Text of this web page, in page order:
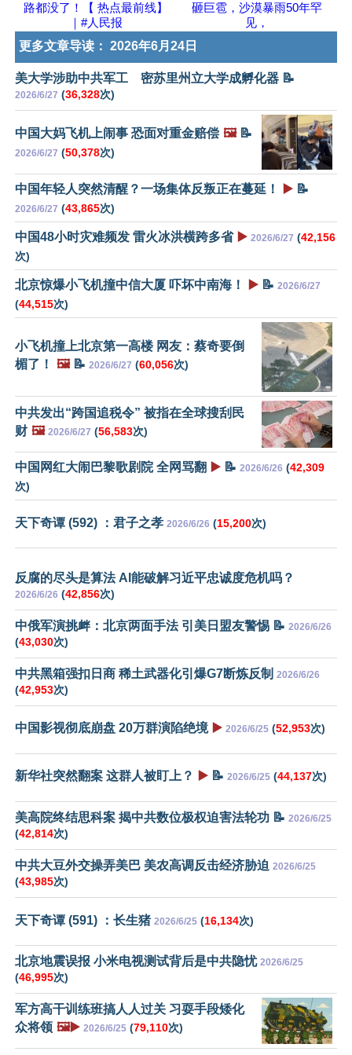
路都没了！【 热点最前线】
｜#人民报
砸巨雹，沙漠暴雨50年罕
见，
更多文章导读： 2026年6月24日
美大学涉助中共军工 密苏里州立大学成孵化器 📝
2026/6/27 (36,328次)
中国大妈飞机上闹事 恐面对重金赔偿 🖼️📝
2026/6/27 (50,378次)
中国年轻人突然清醒？一场集体反叛正在蔓延！ ▶️ 📝
2026/6/27 (43,865次)
中国48小时灾难频发 雷火冰洪横跨多省 ▶️ 2026/6/27 (42,156
次)
北京惊爆小飞机撞中信大厦 吓坏中南海！ ▶️ 📝 2026/6/27
(44,515次)
小飞机撞上北京第一高楼 网友：蔡奇要倒
楣了！
🖼️📝 2026/6/27 (60,056次)
中共发出“跨国追税令” 被指在全球搜刮民
财 🖼️ 2026/6/27 (56,583次)
中国网红大闹巴黎歌剧院 全网骂翻 ▶️ 📝 2026/6/26 (42,309
次)
天下奇谭 (592) ：君子之孝 2026/6/26 (15,200次)
反腐的尽头是算法 AI能破解习近平忠诚度危机吗？
2026/6/26 (42,856次)
中俄军演挑衅：北京两面手法 引美日盟友警惕 📝 2026/6/26
(43,030次)
中共黑箱强扣日商 稀土武器化引爆G7断炼反制 2026/6/26
(42,953次)
中国影视彻底崩盘 20万群演陷绝境 ▶️ 2026/6/25 (52,953次)
新华社突然翻案 这群人被盯上？ ▶️ 📝 2026/6/25 (44,137次)
美高院终结思科案 揭中共数位极权迫害法轮功 📝 2026/6/25
(42,814次)
中共大豆外交操弄美巴 美农高调反击经济胁迫 2026/6/25
(43,985次)
天下奇谭 (591) ：长生猪 2026/6/25 (16,134次)
北京地震误报 小米电视测试背后是中共隐忧 2026/6/25
(46,995次)
军方高干训练班搞人人过关 习耍手段矮化
众将领 🖼️▶️ 2026/6/25 (79,110次)